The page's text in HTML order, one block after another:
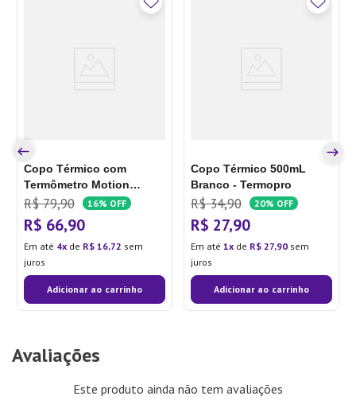
Copo Térmico com
Termômetro Motion
500mL Inox - Lyor
R$ 79,90 16% OFF
R$ 66,90
Em até 4 de R$ 16,72 sem
juros
Adicionar ao carrinho
Copo Térmico 500mL
Branco - Termopro
R$ 34,90 20% OFF
R$ 27,90
Em até 1 de R$ 27,90 sem
juros
Adicionar ao carrinho
Avaliações
Este produto ainda não tem avaliações